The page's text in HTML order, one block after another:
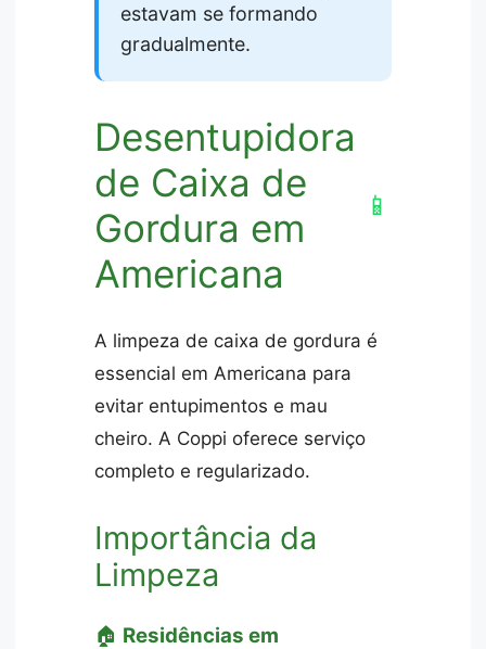
estavam se formando
gradualmente.
Desentupidora
de Caixa de
Gordura em
Americana
📱
A limpeza de caixa de gordura é
essencial em Americana para
evitar entupimentos e mau
cheiro. A Coppi oferece serviço
completo e regularizado.
Importância da
Limpeza
🏠 Residências em